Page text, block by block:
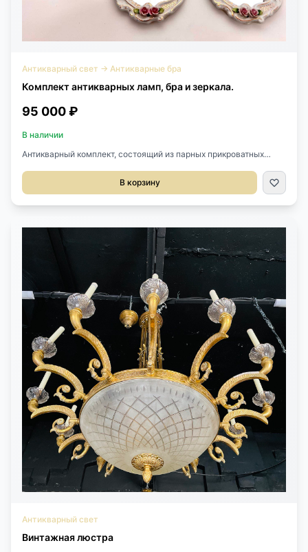
Антикварный свет → Антикварные бра
Комплект антикварных ламп, бра и зеркала.
95 000 ₽
В наличии
Антикварный комплект, состоящий из парных прикроватных
фарфора и расписаны вручную в стиле, подражающем рококо.
Размер 19 х 27h см (зеркало), 31h см (настольная лампа), 15 х
В корзину
Антикварный свет
Винтажная люстра